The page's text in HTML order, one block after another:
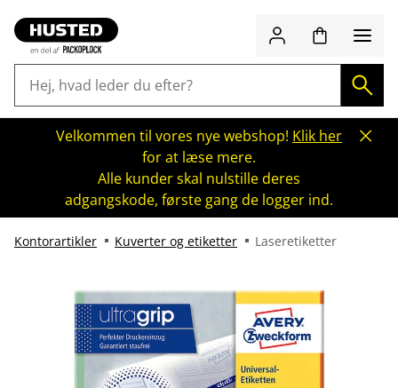
Velkommen til vores nye webshop! Klik her
for at læse mere.
Alle kunder skal nulstille deres
adgangskode, første gang de logger ind.
Kontorartikler Kuverter og etiketter Laseretiketter